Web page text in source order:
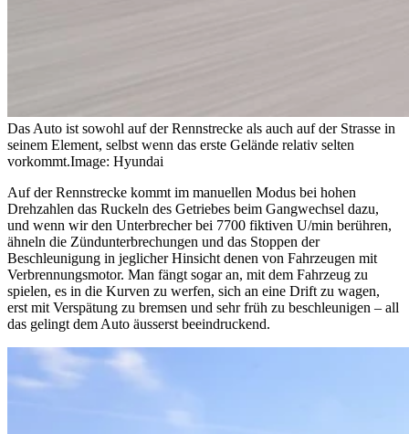
Das Auto ist sowohl auf der Rennstrecke als auch auf der Strasse in
seinem Element, selbst wenn das erste Gelände relativ selten
vorkommt.Image: Hyundai
Auf der Rennstrecke kommt im manuellen Modus bei hohen
Drehzahlen das Ruckeln des Getriebes beim Gangwechsel dazu,
und wenn wir den Unterbrecher bei 7700 fiktiven U/min berühren,
ähneln die Zündunterbrechungen und das Stoppen der
Beschleunigung in jeglicher Hinsicht denen von Fahrzeugen mit
Verbrennungsmotor. Man fängt sogar an, mit dem Fahrzeug zu
spielen, es in die Kurven zu werfen, sich an eine Drift zu wagen,
erst mit Verspätung zu bremsen und sehr früh zu beschleunigen – all
das gelingt dem Auto äusserst beeindruckend.